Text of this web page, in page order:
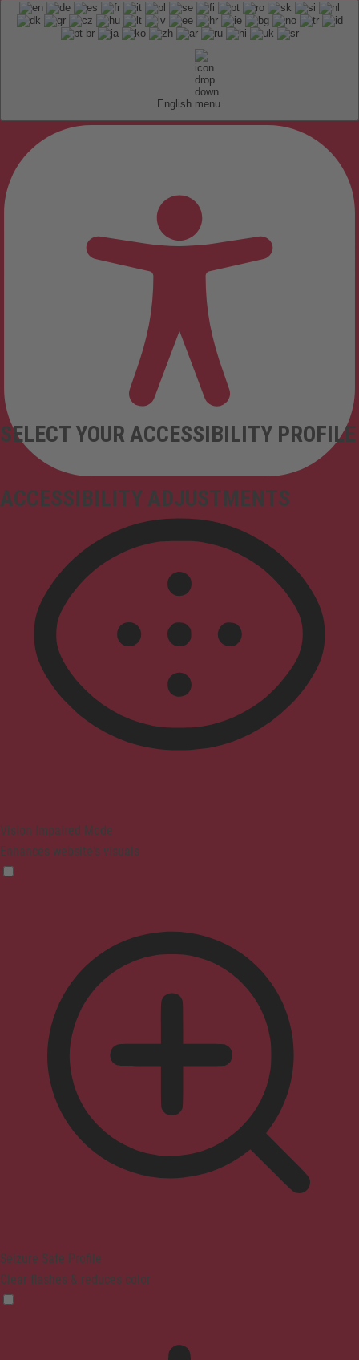
English
ACCESSIBILITY ADJUSTMENTS
SELECT YOUR ACCESSIBILITY PROFILE
Vision Impaired Mode
Enhances website's visuals
Seizure Safe Profile
Clear flashes & reduces color